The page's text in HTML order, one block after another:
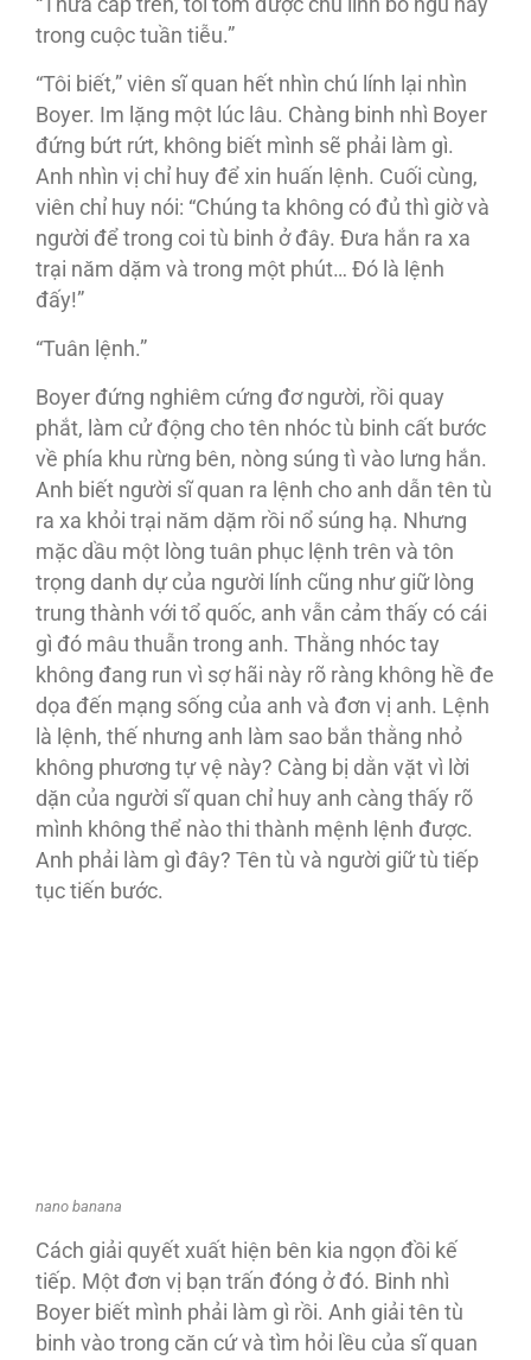
trong cuộc tuần tiễu.”
“Tôi biết,” viên sĩ quan hết nhìn chú lính lại nhìn
Boyer. Im lặng một lúc lâu. Chàng binh nhì Boyer
đứng bứt rứt, không biết mình sẽ phải làm gì.
Anh nhìn vị chỉ huy để xin huấn lệnh. Cuối cùng,
viên chỉ huy nói: “Chúng ta không có đủ thì giờ và
người để trong coi tù binh ở đây. Đưa hắn ra xa
trại năm dặm và trong một phút… Đó là lệnh
đấy!”
“Tuân lệnh.”
Boyer đứng nghiêm cứng đơ người, rồi quay
phắt, làm cử động cho tên nhóc tù binh cất bước
về phía khu rừng bên, nòng súng tì vào lưng hắn.
Anh biết người sĩ quan ra lệnh cho anh dẫn tên tù
ra xa khỏi trại năm dặm rồi nổ súng hạ. Nhưng
mặc dầu một lòng tuân phục lệnh trên và tôn
trọng danh dự của người lính cũng như giữ lòng
trung thành với tổ quốc, anh vẫn cảm thấy có cái
gì đó mâu thuẫn trong anh. Thằng nhóc tay
không đang run vì sợ hãi này rõ ràng không hề đe
dọa đến mạng sống của anh và đơn vị anh. Lệnh
là lệnh, thế nhưng anh làm sao bắn thằng nhỏ
không phương tự vệ này? Càng bị dằn vặt vì lời
dặn của người sĩ quan chỉ huy anh càng thấy rõ
mình không thể nào thi thành mệnh lệnh được.
Anh phải làm gì đây? Tên tù và người giữ tù tiếp
tục tiến bước.
nano banana
Cách giải quyết xuất hiện bên kia ngọn đồi kế
tiếp. Một đơn vị bạn trấn đóng ở đó. Binh nhì
Boyer biết mình phải làm gì rồi. Anh giải tên tù
binh vào trong căn cứ và tìm hỏi lều của sĩ quan